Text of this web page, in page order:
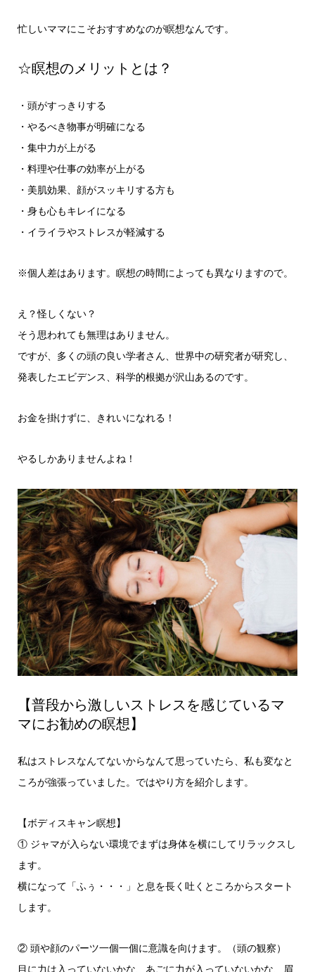
忙しいママにこそおすすめなのが瞑想なんです。
☆瞑想のメリットとは？
・頭がすっきりする
・やるべき物事が明確になる
・集中力が上がる
・料理や仕事の効率が上がる
・美肌効果、顔がスッキリする方も
・身も心もキレイになる
・イライラやストレスが軽減する
※個人差はあります。瞑想の時間によっても異なりますので。
え？怪しくない？
そう思われても無理はありません。
ですが、多くの頭の良い学者さん、世界中の研究者が研究し、
発表したエビデンス、科学的根拠が沢山あるのです。
お金を掛けずに、きれいになれる！
やるしかありませんよね！
【普段から激しいストレスを感じているマ
マにお勧めの瞑想】
私はストレスなんてないからなんて思っていたら、私も変なと
ころが強張っていました。ではやり方を紹介します。
【ボディスキャン瞑想】
① ジャマが入らない環境でまずは身体を横にしてリラックスし
ます。
横になって「ふぅ・・・」と息を長く吐くところからスタート
します。
② 頭や顔のパーツ一個一個に意識を向けます。（頭の観察）
目に力は入っていないかな、あごに力が入っていないかな、眉